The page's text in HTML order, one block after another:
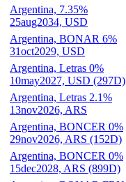
Argentina, 7.35%
25aug2034, USD
Argentina, BONAR 6%
31oct2029, USD
Argentina, Letras 0%
10may2027, USD (297D)
Argentina, Letras 2.1%
13nov2026, ARS
Argentina, BONCER 0%
29nov2026, ARS (152D)
Argentina, BONCER 0%
15dec2028, ARS (899D)